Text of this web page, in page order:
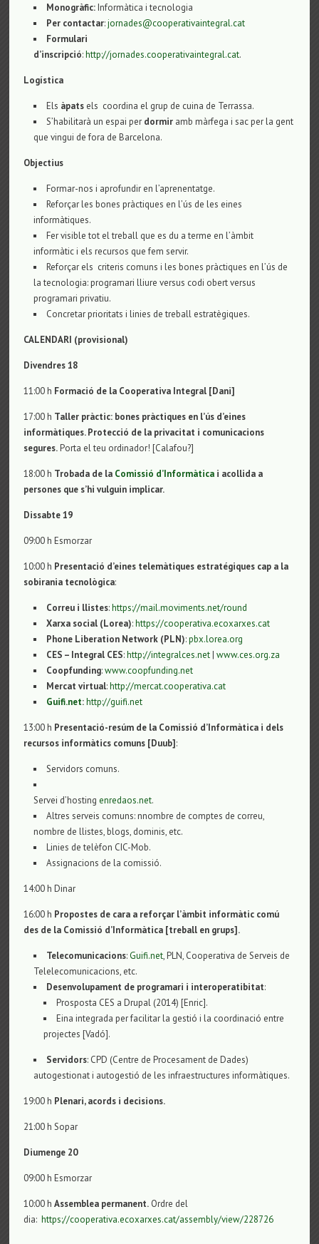
Monogràfic:Informàtica i tecnologia
Per contactar:jornades@cooperativaintegral.cat
Formulari
d’inscripció:http://jornades.cooperativaintegral.cat.
Logística
Els àpats els coordina el grup de cuina de Terrassa.
S’habilitarà un espai per dormir amb màrfega i sac per la gent
que vingui de fora de Barcelona.
Objectius
Formar-nos i aprofundir en l’aprenentatge.
Reforçar les bones pràctiques en l’ús de les eines
informàtiques.
Fer visible tot el treball que es du a terme en l’àmbit
informàtic i els recursos que fem servir.
Reforçar els criteris comuns i les bones pràctiques en l’ús de
la tecnologia: programari lliure versus codi obert versus
programari privatiu.
Concretar prioritats i linies de treball estratègiques.
CALENDARI (provisional)
Divendres 18
11:00 h Formació de la Cooperativa Integral [Dani]
17:00 h Taller pràctic: bones pràctiques en l’ús d’eines
informàtiques. Protecció de la privacitat i comunicacions
segures.Porta el teu ordinador! [Calafou?]
18:00 h Trobada de la Comissió d’Informàtica i acollida a
persones que s’hi vulguin implicar.
Dissabte 19
09:00 h Esmorzar
10:00 h Presentació d’eines telemàtiques estratégiques cap a la
sobirania tecnològica:
Correu i llistes:https://mail.moviments.net/round
Xarxa social (Lorea):https://cooperativa.ecoxarxes.cat
Phone Liberation Network (PLN):pbx.lorea.org
CES – Integral CES:http://integralces.net|www.ces.org.za
Coopfunding:www.coopfunding.net
Mercat virtual:http://mercat.cooperativa.cat
Guifi.net: http://guifi.net
13:00 h Presentació-resúm de la Comissió d’Informàtica i dels
recursos informàtics comuns [Duub]:
Servidors comuns.
Servei d’hostingenredaos.net.
Altres serveis comuns: nnombre de comptes de correu,
nombre de llistes, blogs, dominis, etc.
Linies de telèfon CIC-Mob.
Assignacions de la comissió.
14:00 h Dinar
16:00 h Propostes de cara a reforçar l’àmbit informàtic comú
des de la Comissió d’Informàtica [treball en grups].
Telecomunicacions: Guifi.net, PLN, Cooperativa de Serveis de
Telelecomunicacions, etc.
Desenvolupament de programari i interoperatibitat:
Prosposta CES a Drupal (2014) [Enric].
Eina integrada per facilitar la gestió i la coordinació entre
projectes [Vadó].
Servidors: CPD (Centre de Procesament de Dades)
autogestionat i autogestió de les infraestructures informàtiques.
19:00 h Plenari, acords i decisions.
21:00 h Sopar
Diumenge 20
09:00 h Esmorzar
10:00 hAssemblea permanent. Ordre del
dia:https://cooperativa.ecoxarxes.cat/assembly/view/228726